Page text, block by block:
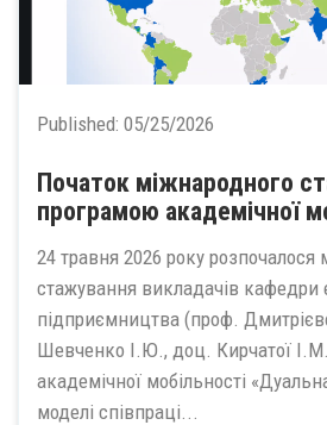
Published: 05/25/2026
Початок міжнародного
програмою академічної
24 травня 2026 року розпочалося
стажування викладачів кафедри
підприємництва (проф.
Шевченко І.Ю., доц. Кирчатої
академічної мобільності
моделі співпраці...